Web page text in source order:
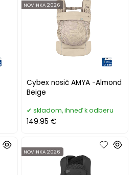
Cybex nosič AMYA -Almond
Beige
NOVINKA 2026
skladom, ihneď k odberu
149.95 €
NOVINKA 2026